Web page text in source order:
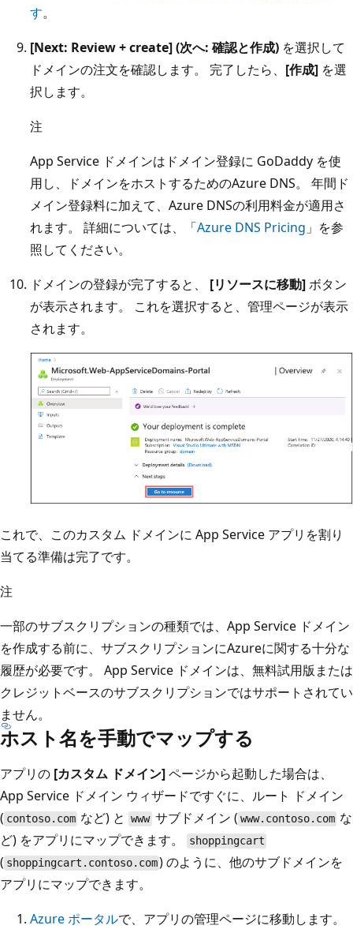
す。
[Next: Review + create] (次へ: 確認と作成) を選択して
ドメインの注文を確認します。 完了したら、 [作成] を選
択します。
注
App Service ドメインはドメイン登録に GoDaddy を使
用し、ドメインをホストするためのAzure DNS。 年間ド
メイン登録料に加えて、Azure DNSの利用料金が適用さ
れます。 詳細については、「Azure DNS Pricing 」を参
照してください。
ドメインの登録が完了すると、 [リソースに移動]ボタン
が表示されます。 これを選択すると、管理ページが表示
されます。
これで、このカスタム ドメインに App Service アプリを割り
当てる準備は完了です。
注
一部のサブスクリプションの種類では、App Service ドメイン
を作成する前に、サブスクリプションにAzureに関する十分な
履歴が必要です。 App Service ドメインは、無料試用版または
クレジットベースのサブスクリプションではサポートされてい
ません。
ホスト名を手動でマップする
アプリの [カスタム ドメイン]ページから起動した場合は、
App Service ドメイン ウィザードですぐに、ルート ドメイン
( contoso.com など) とwwwサブドメイン ( www.contoso.com な
ど) をアプリにマップできます。
shoppingcart
( shoppingcart.contoso.com) のように、他のサブドメインを
アプリにマップできます。
Azure ポータルで、アプリの管理ページに移動します。